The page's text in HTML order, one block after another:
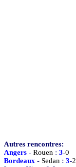
Autres rencontres:
Angers - Rouen : 3-0
Bordeaux - Sedan : 3-2